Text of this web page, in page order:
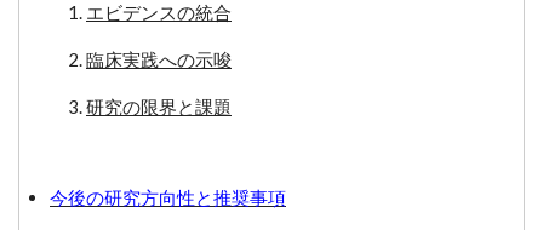
エビデンスの統合
臨床実践への示唆
研究の限界と課題
今後の研究方向性と推奨事項